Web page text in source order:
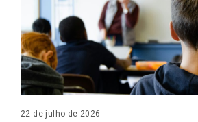
22 de julho de 2026